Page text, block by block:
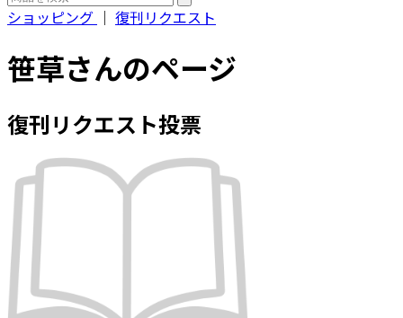
ショッピング ｜ 復刊リクエスト
笹草さんのページ
復刊リクエスト投票